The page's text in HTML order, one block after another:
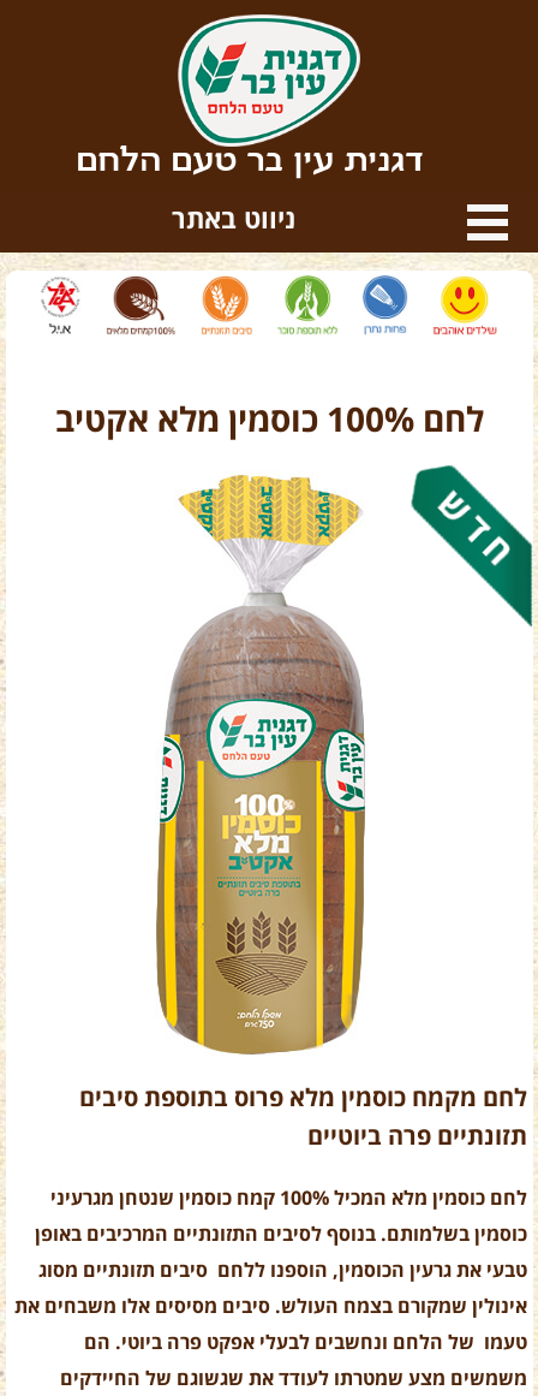
דגנית עין בר טעם הלחם
ניווט באתר
לחם 100% כוסמין מלא אקטיב
לחם מקמח כוסמין מלא פרוס בתוספת סיבים
תזונתיים פרה ביוטיים
לחם כוסמין מלא המכיל 100% קמח כוסמין שנטחן מגרעיני
כוסמין בשלמותם. בנוסף לסיבים התזונתיים המרכיבים באופן
טבעי את גרעין הכוסמין, הוספנו ללחם סיבים תזונתיים מסוג
אינולין שמקורם בצמח העולש. סיבים מסיסים אלו משבחים את
טעמו של הלחם ונחשבים לבעלי אפקט פרה ביוטי. הם
משמשים מצע שמטרתו לעודד את שגשוגם של החיידקים